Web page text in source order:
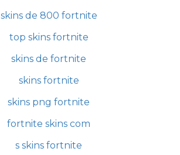
skins de 800 fortnite
top skins fortnite
skins de fortnite
skins fortnite
skins png fortnite
fortnite skins com
s skins fortnite